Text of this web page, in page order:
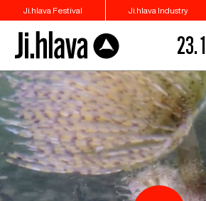
Ji.hlava Festival Ji.hlava Industry
23.